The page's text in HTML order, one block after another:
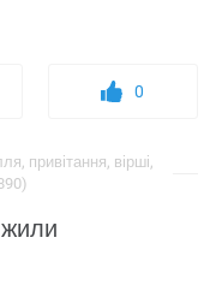
0
привітання, вірші,